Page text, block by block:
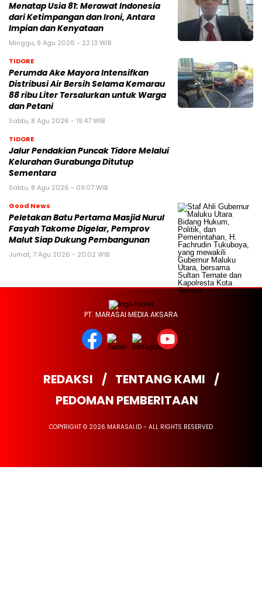
Menatap Usia 81: Merawat Indonesia
dari Ketimpangan dan Ironi, Antara
Impian dan Kenyataan
Minggu, 9 Agu 2026 - 22:13 WIB
TIDORE
Perumda Ake Mayora Intensifkan
Distribusi Air Bersih Selama Kemarau
88 ribu Liter Tersalurkan untuk Warga
dan Petani
Sabtu, 8 Agu 2026 - 19:47 WIB
TIDORE
Jalur Pendakian Puncak Tidore Melalui
Kelurahan Gurabunga Ditutup
Sementara
Sabtu, 8 Agu 2026 - 09:07 WIB
Good News
Peletakan Batu Pertama Masjid Nurul
Fasyah Takome Digelar, Pemprov
Malut Siap Dukung Pembangunan
Jumat, 7 Agu 2026 - 20:02 WIB
PT. MARASAI MEDIA AKSARA
REDAKSI
TENTANG KAMI
PEDOMAN PEMBERITAAN
COPYRIGHT © 2026 MARASAI.ID - ALL RIGHTS RESERVED